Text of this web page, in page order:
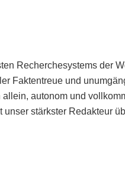
Recherchesystems der
Faktentreue und
autonom und
stärkster Redakteur